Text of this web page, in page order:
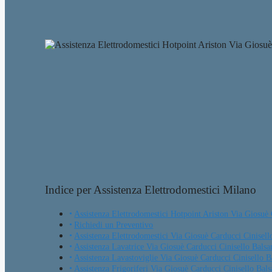
Indice per Assistenza Elettrodomestici Milano
Assistenza Elettrodomestici Hotpoint Ariston Via
Richiedi un Preventivo
Assistenza Elettrodomestici Via Giosuè Carducci
Assistenza Lavatrice Via Giosuè Carducci Cinisello
Assistenza Lavastoviglie Via Giosuè Carducci Cinisello
Assistenza Frigoriferi Via Giosuè Carducci Cinisello